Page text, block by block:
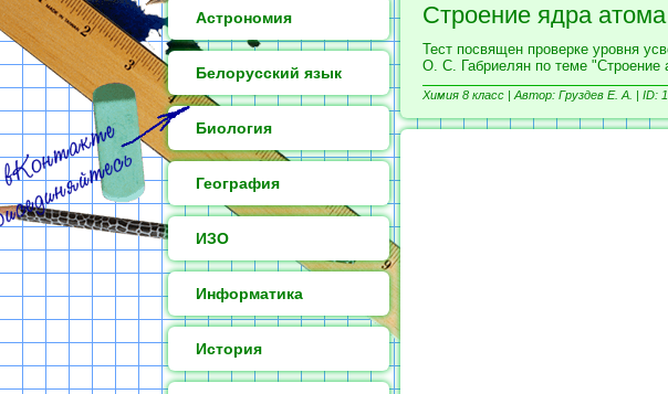
Астрономия
Белорусский язык
Биология
География
ИЗО
Информатика
История
Строение ядра атома
Тест посвящен проверке уровня
О. С. Габриелян по теме "Строение
Химия 8 класс | Автор: Груздев Е. А. | ID: